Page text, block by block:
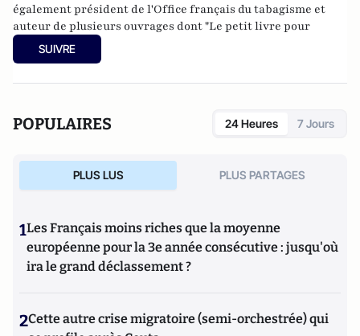
également président de l'Office français du tabagisme et
auteur de plusieurs ouvrages dont "Le petit livre pour
arrêter de fumer"" (Editions First).
SUIVRE
POPULAIRES 24 Heures 7 Jours
PLUS LUS PLUS PARTAGES
1Les Français moins riches que la moyenne
européenne pour la 3e année consécutive : jusqu'où
ira le grand déclassement ?
2Cette autre crise migratoire (semi-orchestrée) qui